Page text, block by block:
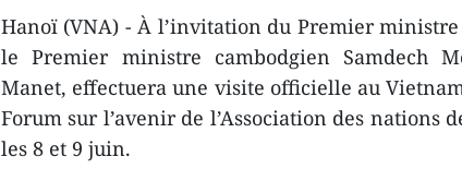
Hanoï (VNA) - À l’invitation du Premier
le Premier ministre cambodgien Samdech
Manet, effectuera une visite officielle au
Forum sur l’avenir de l’Association des nations
les 8 et 9 juin.